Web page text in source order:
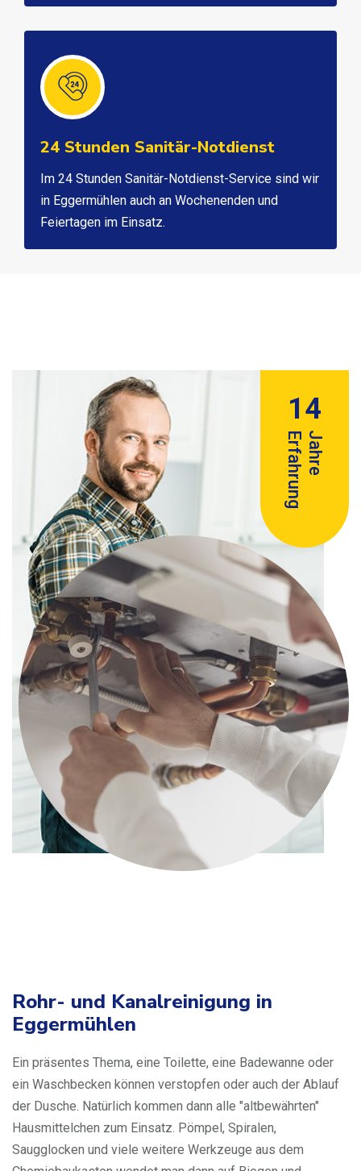
24 Stunden Sanitär-Notdienst
Im 24 Stunden Sanitär-Notdienst-Service sind wir
in Eggermühlen auch an Wochenenden und
Feiertagen im Einsatz.
14
Jahre
Erfahrung
Rohr- und Kanalreinigung in
Eggermühlen
Ein präsentes Thema, eine Toilette, eine Badewanne oder
ein Waschbecken können verstopfen oder auch der Ablauf
der Dusche. Natürlich kommen dann alle "altbewährten"
Hausmittelchen zum Einsatz. Pömpel, Spiralen,
Saugglocken und viele weitere Werkzeuge aus dem